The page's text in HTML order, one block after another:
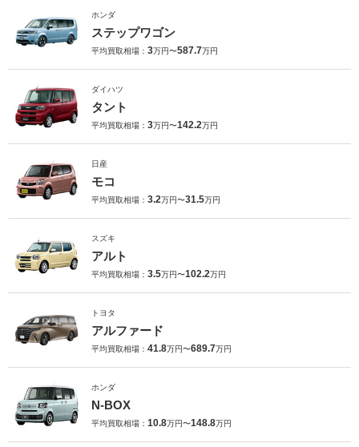
ホンダ
ステップワゴン
平均買取相場： 3万円〜587.7万円
ダイハツ
タント
平均買取相場： 3万円〜142.2万円
日産
モコ
平均買取相場： 3.2万円〜31.5万円
スズキ
アルト
平均買取相場： 3.5万円〜102.2万円
トヨタ
アルファード
平均買取相場： 41.8万円〜689.7万円
ホンダ
N-BOX
平均買取相場： 10.8万円〜148.8万円